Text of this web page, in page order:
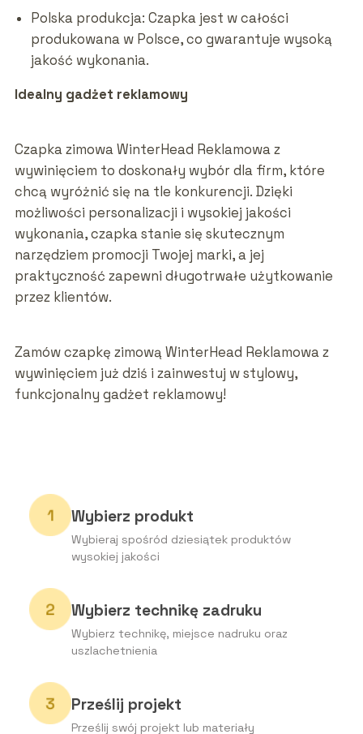
Polska produkcja: Czapka jest w całości
produkowana w Polsce, co gwarantuje wysoką
jakość wykonania.
Idealny gadżet reklamowy
Czapka zimowa WinterHead Reklamowa z
wywinięciem to doskonały wybór dla firm, które
chcą wyróżnić się na tle konkurencji. Dzięki
możliwości personalizacji i wysokiej jakości
wykonania, czapka stanie się skutecznym
narzędziem promocji Twojej marki, a jej
praktyczność zapewni długotrwałe użytkowanie
przez klientów.
Zamów czapkę zimową WinterHead Reklamowa z
wywinięciem już dziś i zainwestuj w stylowy,
funkcjonalny gadżet reklamowy!
Wybierz produkt
Wybieraj spośród dziesiątek produktów
wysokiej jakości
Wybierz technikę zadruku
Wybierz technikę, miejsce nadruku oraz
uszlachetnienia
Prześlij projekt
Prześlij swój projekt lub materiały